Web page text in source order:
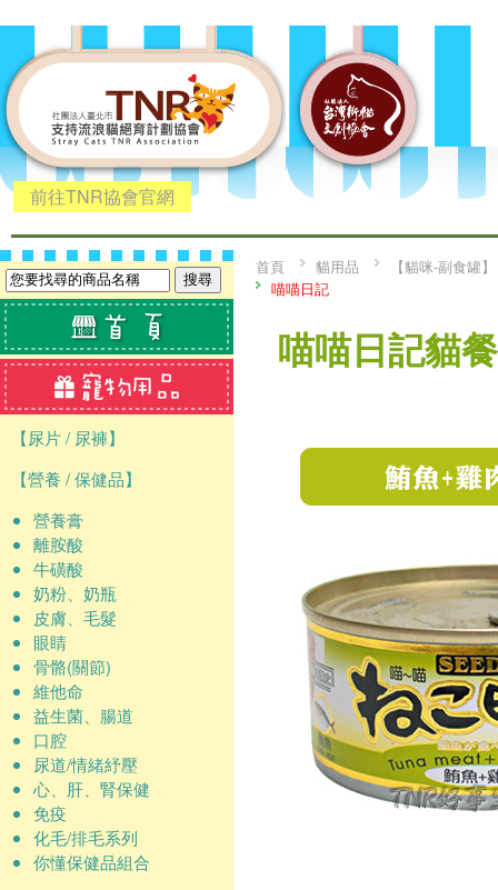
前往TNR協會官網
【尿片 / 尿褲】
【營養 / 保健品】
營養膏
離胺酸
牛磺酸
奶粉、奶瓶
皮膚、毛髮
眼睛
骨骼(關節)
維他命
益生菌、腸道
口腔
尿道/情緒紓壓
心、肝、腎保健
免疫
化毛/排毛系列
你懂保健品組合
首頁 貓用品
【貓咪-副食罐】
喵喵日記
喵喵日記貓